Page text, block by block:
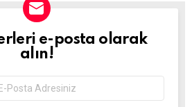
e-posta olarak
alın!